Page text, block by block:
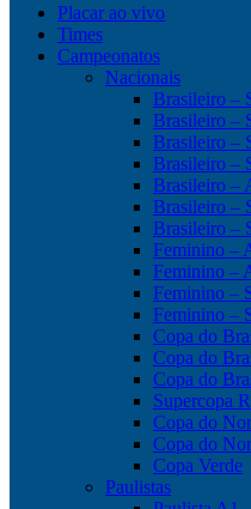
Placar ao vivo
Times
Campeonatos
Nacionais
Brasileiro –
Brasileiro –
Brasileiro –
Brasileiro –
Brasileiro –
Brasileiro –
Brasileiro –
Feminino –
Feminino –
Feminino –
Feminino –
Copa do
Copa do
Copa do
Supercopa
Copa do
Copa do
Copa Verde
Paulistas